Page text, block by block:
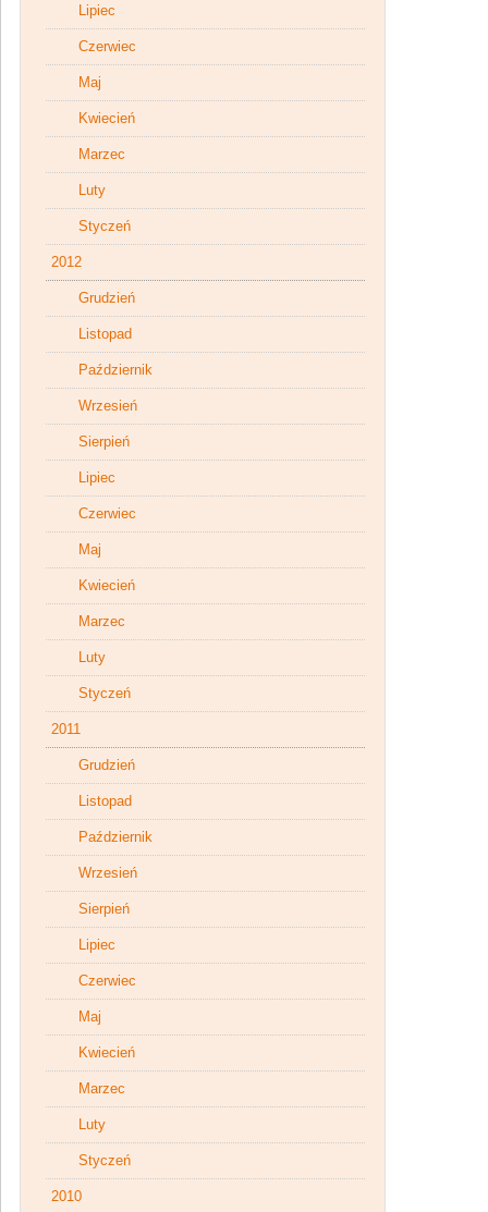
Lipiec
Czerwiec
Maj
Kwiecień
Marzec
Luty
Styczeń
2012
Grudzień
Listopad
Październik
Wrzesień
Sierpień
Lipiec
Czerwiec
Maj
Kwiecień
Marzec
Luty
Styczeń
2011
Grudzień
Listopad
Październik
Wrzesień
Sierpień
Lipiec
Czerwiec
Maj
Kwiecień
Marzec
Luty
Styczeń
2010